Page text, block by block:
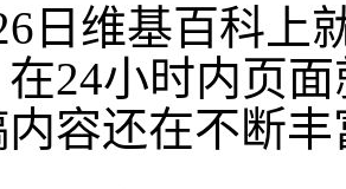
维基百科上就
24小时内页
容还在不断丰